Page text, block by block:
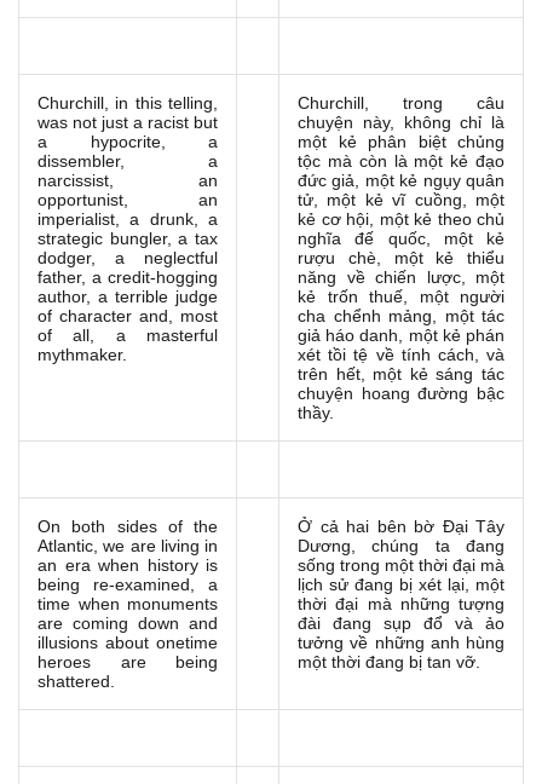
Churchill, in this telling,
was not just a racist but
a hypocrite, a
dissembler, a
narcissist, an
opportunist, an
imperialist, a drunk, a
strategic bungler, a tax
dodger, a neglectful
father, a credit-hogging
author, a terrible judge
of character and, most
of all, a masterful
mythmaker.
Churchill, trong câu
chuyện này, không chỉ là
một kẻ phân biệt chủng
tộc mà còn là một kẻ đạo
đức giả, một kẻ ngụy quân
tử, một kẻ vĩ cuồng, một
kẻ cơ hội, một kẻ theo chủ
nghĩa đế quốc, một kẻ
rượu chè, một kẻ thiểu
năng về chiến lược, một
kẻ trốn thuế, một người
cha chểnh mảng, một tác
giả háo danh, một kẻ phán
xét tồi tệ về tính cách, và
trên hết, một kẻ sáng tác
chuyện hoang đường bậc
thầy.
On both sides of the
Atlantic, we are living in
an era when history is
being re-examined, a
time when monuments
are coming down and
illusions about onetime
heroes are being
shattered.
Ở cả hai bên bờ Đại Tây
Dương, chúng ta đang
sống trong một thời đại mà
lịch sử đang bị xét lại, một
thời đại mà những tượng
đài đang sụp đổ và ảo
tưởng về những anh hùng
một thời đang bị tan vỡ.